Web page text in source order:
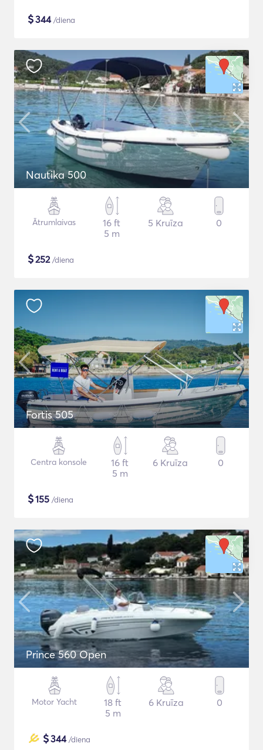
$344/diena
Nautika 500
Ātrumlaivas
16 ft
5 m
5 Kruīza 0
$252/diena
Fortis 505
Centra konsole
16 ft
5 m
6 Kruīza 0
$155 /diena
Prince 560 Open
Motor Yacht
18 ft
5 m
6 Kruīza 0
$344/diena